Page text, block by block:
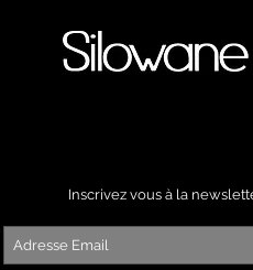
Inscrivez vous à la